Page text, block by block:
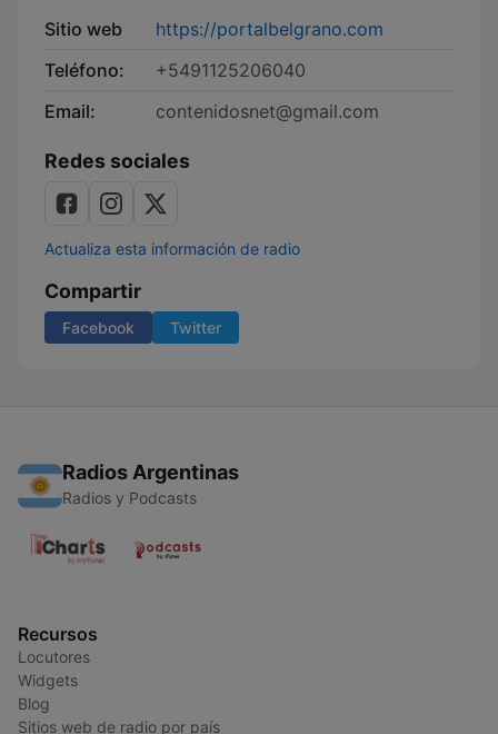
Sitio web
https://portalbelgrano.com
Teléfono:
+5491125206040
Email:
contenidosnet@gmail.com
Redes sociales
Actualiza esta información de radio
Compartir
Facebook Twitter
Radios Argentinas
Radios y Podcasts
Recursos
Locutores
Widgets
Blog
Sitios web de radio por país